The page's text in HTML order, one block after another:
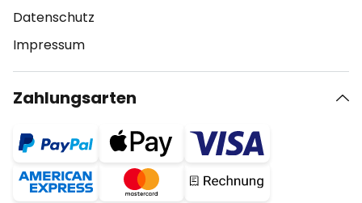
Datenschutz
Impressum
Zahlungsarten